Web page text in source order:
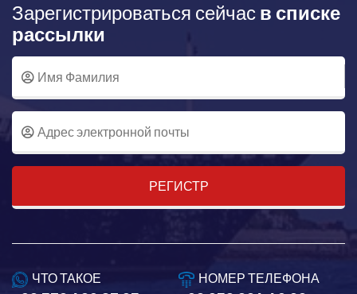
Зарегистрироваться сейчас в списке
рассылки
РЕГИСТР
ЧТО ТАКОЕ НОМЕР ТЕЛЕФОНА